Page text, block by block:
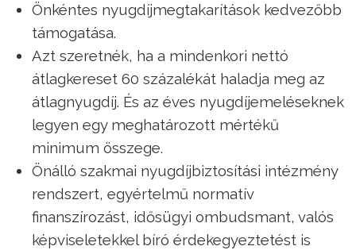
Önkéntes nyugdíjmegtakarítások kedvezőbb
támogatása.
Azt szeretnék, ha a mindenkori nettó
átlagkereset 60 százalékát haladja meg az
átlagnyugdíj. És az éves nyugdíjemeléseknek
legyen egy meghatározott mértékű
minimum összege.
Önálló szakmai nyugdíjbiztosítási intézmény
rendszert, egyértelmű normatív
finanszírozást, idősügyi ombudsmant, valós
képviseletekkel bíró érdekegyeztetést is